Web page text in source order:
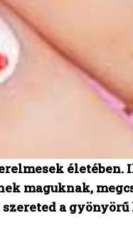
maguknak,
a